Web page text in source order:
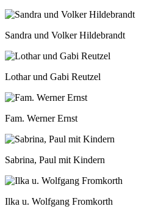
Sandra und Volker Hildebrandt
Lothar und Gabi Reutzel
Fam. Werner Ernst
Sabrina, Paul mit Kindern
Ilka u. Wolfgang Fromkorth